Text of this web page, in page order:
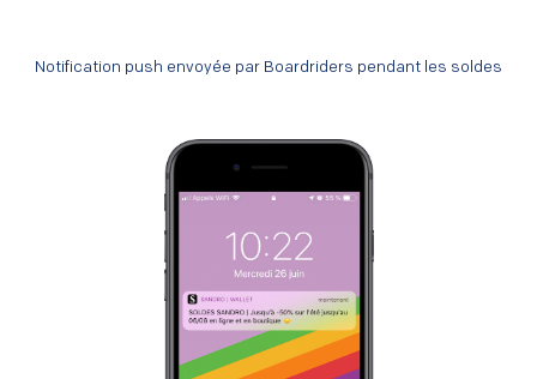
Notification push envoyée par Boardriders pendant les soldes